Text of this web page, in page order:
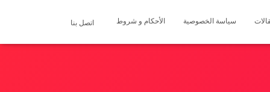
سياسة الخصوصية الأحكام و شروط اتصل بنا